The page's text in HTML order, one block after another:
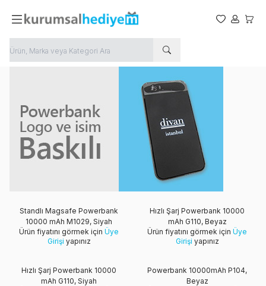
Favorilerim
Hesabım
Standlı Magsafe Powerbank
10000 mAh M1029, Siyah
Ürün fiyatını görmek için Üye
Girişi yapınız
Hızlı Şarj Powerbank 10000
mAh G110, Beyaz
Ürün fiyatını görmek için Üye
Girişi yapınız
Hızlı Şarj Powerbank 10000
mAh G110, Siyah
Powerbank 10000mAh P104,
Beyaz